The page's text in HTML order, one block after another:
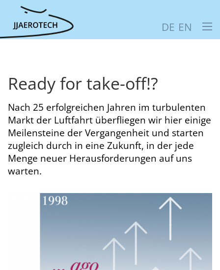
DE EN
Ready for take-off!?
Nach 25 erfolgreichen Jahren im turbulenten
Markt der Luftfahrt überfliegen wir hier einige
Meilensteine der Vergangenheit und starten
zugleich durch in eine Zukunft, in der jede
Menge neuer Herausforderungen auf uns
warten.